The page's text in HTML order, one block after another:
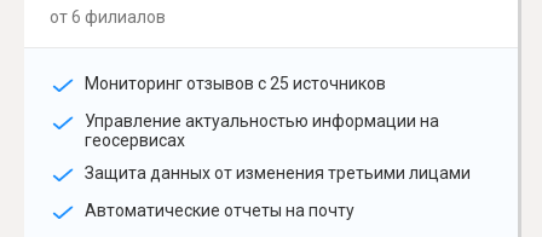
от 6 филиалов
Мониторинг отзывов с 25 источников
Управление актуальностью информации на
геосервисах
Защита данных от изменения третьими лицами
Автоматические отчеты на почту